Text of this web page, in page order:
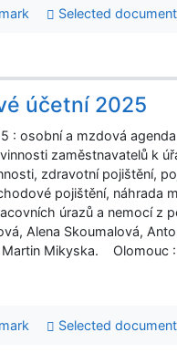
Selected
účetní 2025
: osobní a mzdová
zaměstnavatelů k
zdravotní pojištění,
pojištění, náhrada
úrazů a nemocí z
Alena Skoumalová,
Martin Mikyska. Olomouc
Selected